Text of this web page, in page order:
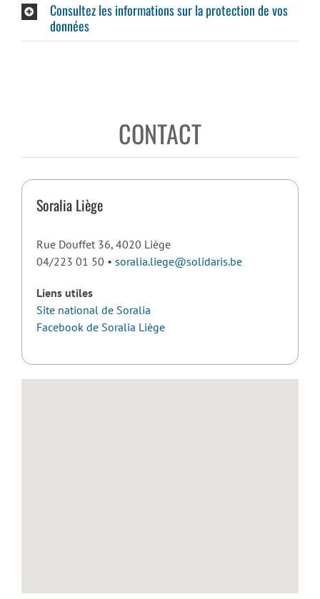
Consultez les informations sur la protection de vos
données
CONTACT
Soralia Liège
Rue Douffet 36, 4020 Liège
04/223 01 50 • soralia.liege@solidaris.be
Liens utiles
Site national de Soralia
Facebook de Soralia Liège